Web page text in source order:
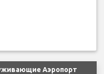
Аэропорт